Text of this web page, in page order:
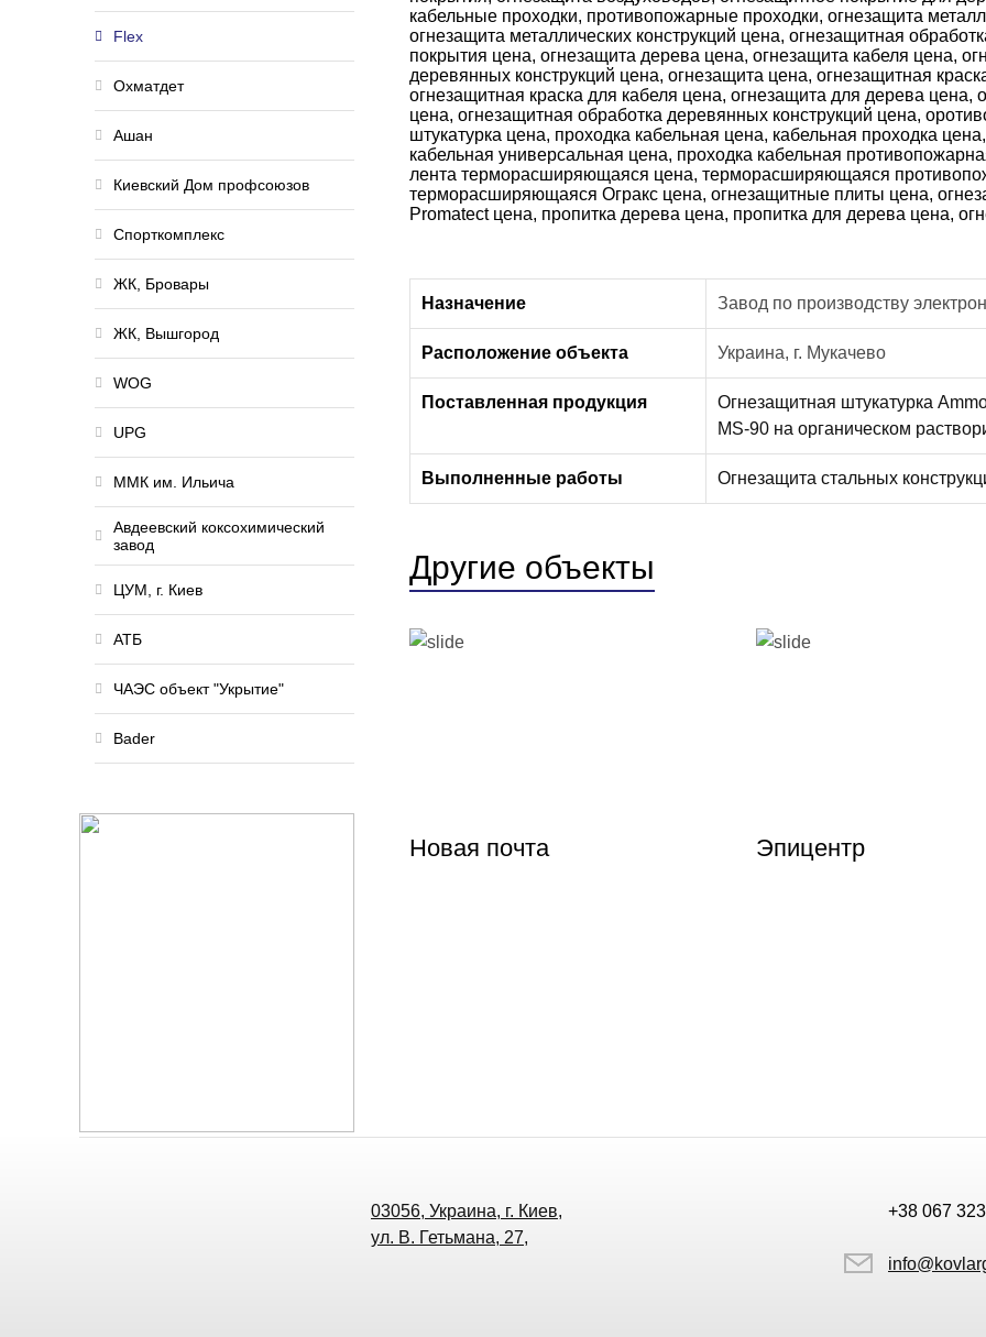
Flex
Охматдет
Ашан
Киевский Дом профсоюзов
Спорткомплекс
ЖК, Бровары
ЖК, Вышгород
WOG
UPG
ММК им. Ильича
Авдеевский коксохимический
завод
ЦУМ, г. Киев
АТБ
ЧАЭС объект "Укрытие"
Ваder
Назначение Завод по производству
Расположение объекта Украина, г. Мукачево
Поставленная продукция
Огнезащитная штукатурка
MS-90 на органическом
Выполненные работы Огнезащита стальных
Другие объекты
Новая почта Эпицентр
03056, Украина, г. Киев,
ул. В. Гетьмана, 27,
+38 067